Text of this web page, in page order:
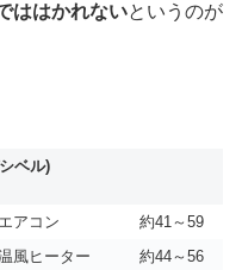
ははかれないというのが
ベル)
エアコン
約41～59
風ヒーター
約44～56